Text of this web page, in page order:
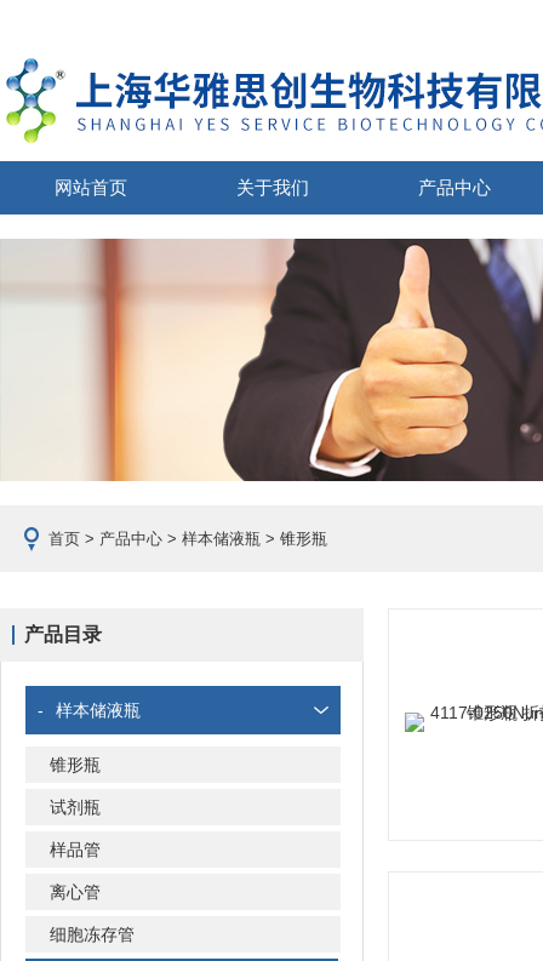
网站首页 关于我们 产品中心
首页 > 产品中心 > 样本储液瓶 > 锥形瓶
产品目录
- 样本储液瓶
锥形瓶
试剂瓶
样品管
离心管
细胞冻存管